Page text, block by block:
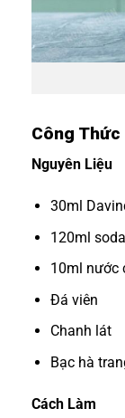
Công Thức
Nguyên Liệu
30ml
120ml soda
10ml nước
Đá viên
Chanh lát
Bạc hà
Cách Làm